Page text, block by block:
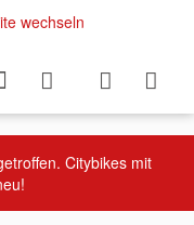
Citybikes mit